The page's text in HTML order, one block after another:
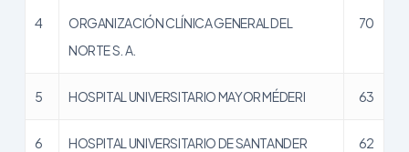
4
ORGANIZACIÓN CLÍNICA GENERAL DEL
NORTE S. A.
70
5 HOSPITAL UNIVERSITARIO MAYOR MÉDERI 63
6 HOSPITAL UNIVERSITARIO DE SANTANDER 62